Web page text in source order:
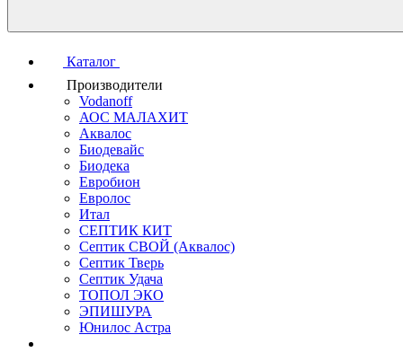
Каталог
Производители
Vodanoff
АОС МАЛАХИТ
Аквалос
Биодевайс
Биодека
Евробион
Евролос
Итал
СЕПТИК КИТ
Септик СВОЙ (Аквалос)
Септик Тверь
Септик Удача
ТОПОЛ ЭКО
ЭПИШУРА
Юнилос Астра